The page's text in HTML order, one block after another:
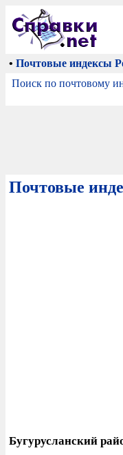
• Почтовые индексы
Поиск по почтовому
Почтовые
Бугурусланский